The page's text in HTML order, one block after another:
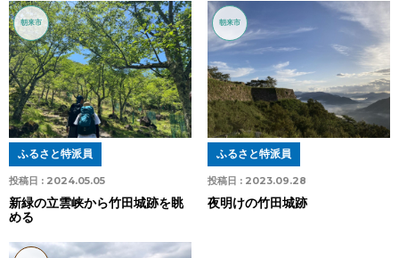
朝来市
投稿日 : 2024.05.05
ふるさと特派員
新緑の立雲峡から竹田城跡を眺
める
朝来市
投稿日 : 2023.09.28
ふるさと特派員
夜明けの竹田城跡